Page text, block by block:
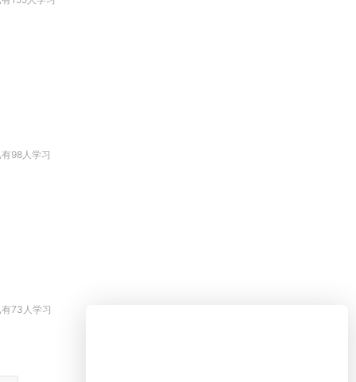
有98人学习
有73人学习